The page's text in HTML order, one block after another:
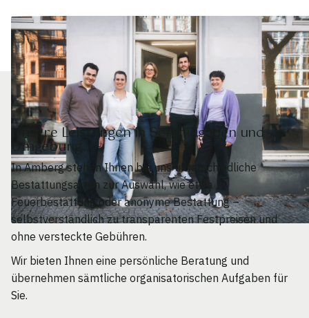
Unsere Leistungen in Schmidgaden und
Umgebung
In Amberg stehen Ihnen bei uns unterschiedliche
Bestattungsarten zur Auswahl, wie etwa
Feuerbestattung oder anonyme Bestattung –
selbstverständlich zu transparenten Festpreisen und
ohne versteckte Gebühren.
Wir bieten Ihnen eine persönliche Beratung und
übernehmen sämtliche organisatorischen Aufgaben für
Sie.